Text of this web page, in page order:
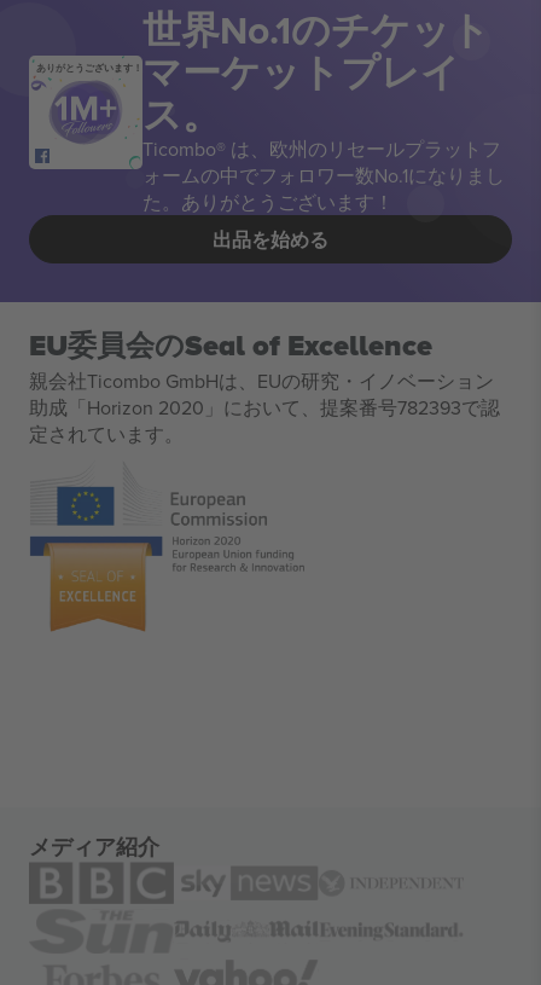
ありがとうございます！
世界No.1のチケット
マーケットプレイ
ス。
Ticombo® は、欧州のリセールプラットフ
ォームの中でフォロワー数No.1になりまし
た。ありがとうございます！
出品を始める
EU委員会のSeal of Excellence
親会社Ticombo GmbHは、EUの研究・イノベーション
助成「Horizon 2020」において、提案番号782393で認
定されています。
メディア紹介